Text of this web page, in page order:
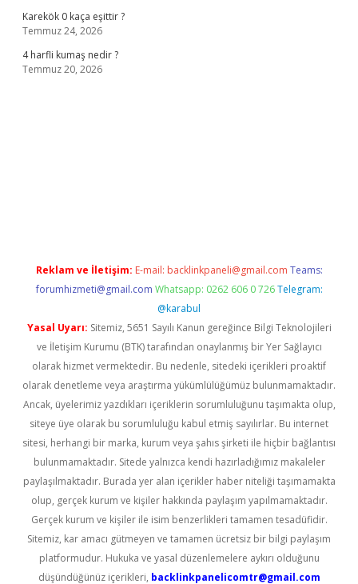
Karekök 0 kaça eşittir ?
Temmuz 24, 2026
4 harfli kumaş nedir ?
Temmuz 20, 2026
Reklam ve İletişim: E-mail: backlinkpaneli@gmail.com Teams:
forumhizmeti@gmail.com Whatsapp: 0262 606 0 726 Telegram:
@karabul
Yasal Uyarı: Sitemiz, 5651 Sayılı Kanun gereğince Bilgi Teknolojileri
ve İletişim Kurumu (BTK) tarafından onaylanmış bir Yer Sağlayıcı
olarak hizmet vermektedir. Bu nedenle, sitedeki içerikleri proaktif
olarak denetleme veya araştırma yükümlülüğümüz bulunmamaktadır.
Ancak, üyelerimiz yazdıkları içeriklerin sorumluluğunu taşımakta olup,
siteye üye olarak bu sorumluluğu kabul etmiş sayılırlar. Bu internet
sitesi, herhangi bir marka, kurum veya şahıs şirketi ile hiçbir bağlantısı
bulunmamaktadır. Sitede yalnızca kendi hazırladığımız makaleler
paylaşılmaktadır. Burada yer alan içerikler haber niteliği taşımamakta
olup, gerçek kurum ve kişiler hakkında paylaşım yapılmamaktadır.
Gerçek kurum ve kişiler ile isim benzerlikleri tamamen tesadüfidir.
Sitemiz, kar amacı gütmeyen ve tamamen ücretsiz bir bilgi paylaşım
platformudur. Hukuka ve yasal düzenlemelere aykırı olduğunu
düşündüğünüz içerikleri, backlinkpanelicomtr@gmail.com